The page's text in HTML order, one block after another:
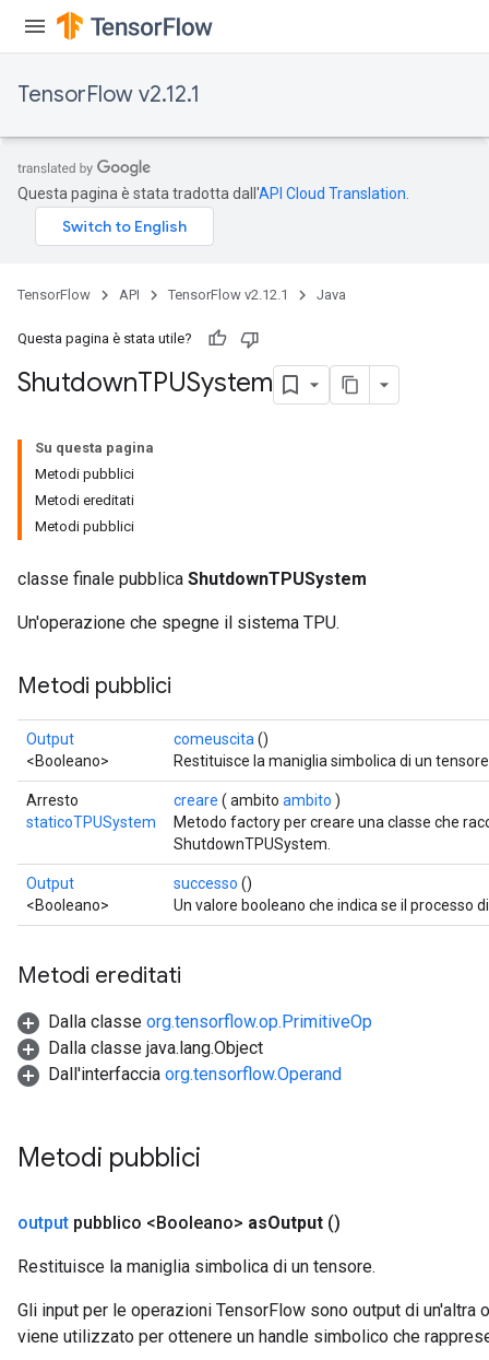
TensorFlow v2.12.1
Questa pagina è stata tradotta dall'API Cloud Translation
TensorFlow API TensorFlow v2.12.1 Java
Questa pagina è stata utile?
ShutdownTPUSystem
Su questa pagina
Metodi pubblici
Metodi ereditati
Metodi pubblici
classe finale pubblica ShutdownTPUSystem
Un'operazione che spegne il sistema TPU.
Metodi pubblici
Output
<Booleano>
comeuscita ()
Restituisce la maniglia simbolica di un
Arresto
staticoTPUSystem
creare ( ambito ambito )
Metodo factory per creare una classe che
ShutdownTPUSystem.
Output
<Booleano>
successo ()
Un valore booleano che indica se il processo
Metodi ereditati
Dalla classe org.tensorflow.op.PrimitiveOp
Dalla classe java.lang.Object
Dall'interfaccia org.tensorflow.Operand
Metodi pubblici
output pubblico <Booleano> asOutput ()
Restituisce la maniglia simbolica di un tensore.
Gli input per le operazioni TensorFlow sono output di un'altra
viene utilizzato per ottenere un handle simbolico che